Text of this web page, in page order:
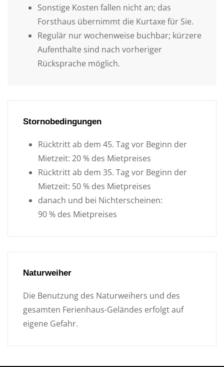
Sonstige Kosten fallen nicht an; das
Forsthaus übernimmt die Kurtaxe für Sie.
Regulär nur wochenweise buchbar; kürzere
Aufenthalte sind nach vorheriger
Rücksprache möglich.
Stornobedingungen
Rücktritt ab dem 45. Tag vor Beginn der
Mietzeit: 20 % des Mietpreises
Rücktritt ab dem 35. Tag vor Beginn der
Mietzeit: 50 % des Mietpreises
danach und bei Nichterscheinen:
90 % des Mietpreises
Naturweiher
Die Benutzung des Naturweihers und des
gesamten Ferienhaus-Geländes erfolgt auf
eigene Gefahr.